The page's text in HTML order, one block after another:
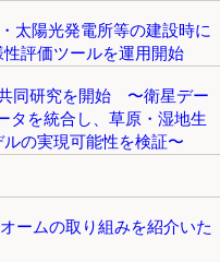
太陽光発電所等の建設時に
評価ツールを運用開始
同研究を開始 〜衛星デー
タを統合し、草原・湿地生
の実現可能性を検証〜
ームの取り組みを紹介いた